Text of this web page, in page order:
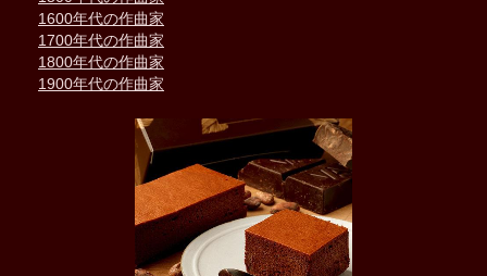
1600年代の作曲家
1700年代の作曲家
1800年代の作曲家
1900年代の作曲家